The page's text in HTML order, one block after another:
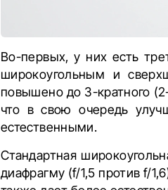
Во-первых, у них есть
широкоугольным и
повышено до 3-кратного
что в свою очередь
естественными.
Стандартная
диафрагму (f/1,5 против f/